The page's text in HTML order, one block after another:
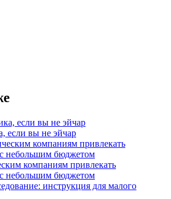
если вы не эйчар
компаниям привлекать
небольшим бюджетом